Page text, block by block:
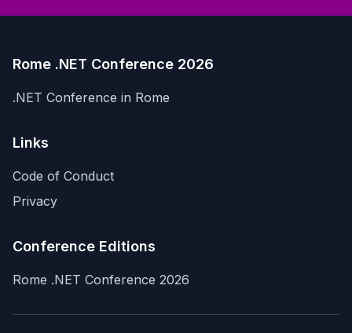
Rome .NET Conference 2026
.NET Conference in Rome
Links
Code of Conduct
Privacy
Conference Editions
Rome .NET Conference 2026